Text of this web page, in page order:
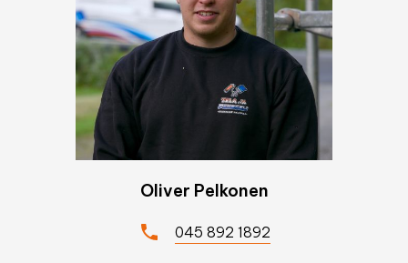
Oliver Pelkonen
045 892 1892